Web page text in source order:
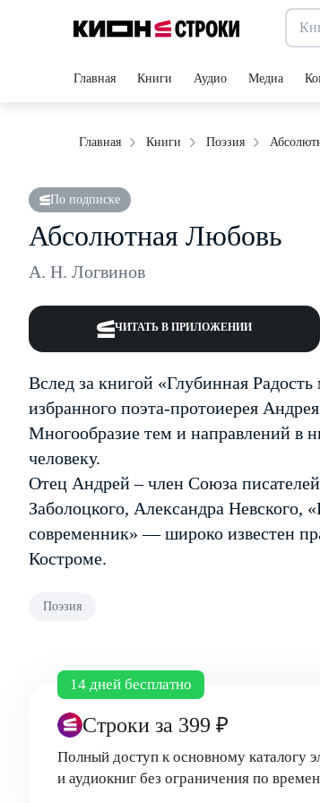
Главная Книги Аудио Медиа
Главная Книги Поэзия
По подписке
Абсолютная Любовь
А. Н. Логвинов
ЧИТАТЬ В ПРИЛОЖЕНИИ
Вслед за книгой «Глубинная
избранного поэта-протоиерея
Многообразие тем и направлений в
человеку.
Отец Андрей – член Союза
Заболоцкого, Александра Невского,
современник» — широко известен
Костроме.
Поэзия
14 дней бесплатно
Строки за 399 ₽
Полный доступ к основному каталогу
и аудиокниг без ограничения по